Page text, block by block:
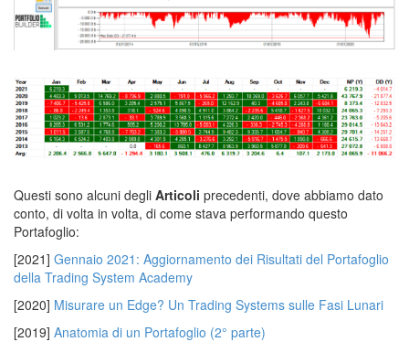
Questi sono alcuni degli Articoli precedenti, dove abbiamo dato
conto, di volta in volta, di come stava performando questo
Portafoglio:
[2021] Gennaio 2021: Aggiornamento dei Risultati del Portafoglio
della Trading System Academy
[2020] Misurare un Edge? Un Trading Systems sulle Fasi Lunari
[2019] Anatomia di un Portafoglio (2° parte)